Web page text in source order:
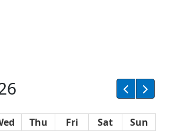
Thu Fri Sat
Sun